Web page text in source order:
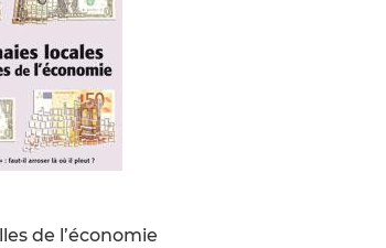
de l’économie